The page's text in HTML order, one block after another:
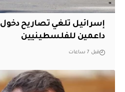
إسرائيل تلغي تصاريح دخول
داعمين للفلسطينيين
قبل 7 ساعات